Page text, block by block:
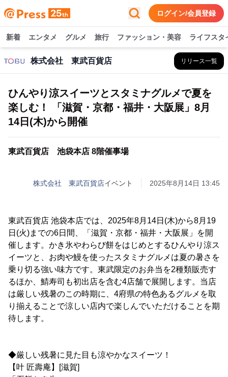
ログイン/会員登録
新着 エンタメ グルメ 旅行 ファッション・美容 ライフスタ
株式会社 東武百貨店 リリース一覧
ひんやり涼スイーツとスタミナグルメで夏を
楽しむ！ 「滋賀・京都・福井・大阪展」8月
14日(木)から開催
東武百貨店 池袋本店 8階催事場
株式会社 東武百貨店イベント 2025年8月14日 13:45
東武百貨店 池袋本店では、2025年8月14日(木)から8月19
日(火)までの6日間、「滋賀・京都・福井・大阪展」を開
催します。かき氷やわらび餅をはじめとするひんやり涼ス
イーツと、お肉や鰻を使ったスタミナグルメは夏の暑さを
乗り切る強い味方です。東武限定のお弁当を2種類販売す
るほか、鯖寿司も初出店を含む4店舗で展開します。当店
は厳しい残暑のこの時期に、4府県の特色あるグルメを取
り揃えることで涼しい店内で楽しんでいただけることを期
待します。
◆厳しい残暑に見た目も涼やかなスイーツ！
【叶 匠壽庵】[滋賀]